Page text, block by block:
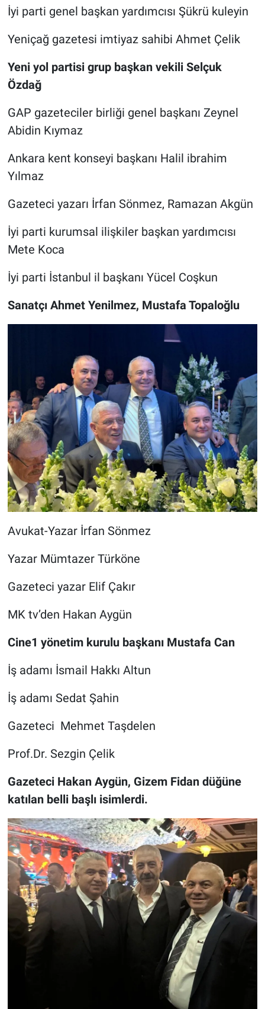
İyi parti genel başkan yardımcısı Şükrü kuleyin
Yeniçağ gazetesi imtiyaz sahibi Ahmet Çelik
Yeni yol partisi grup başkan vekili Selçuk
Özdağ
GAP gazeteciler birliği genel başkanı Zeynel
Abidin Kıymaz
Ankara kent konseyi başkanı Halil ibrahim
Yılmaz
Gazeteci yazarı İrfan Sönmez, Ramazan Akgün
İyi parti kurumsal ilişkiler başkan yardımcısı
Mete Koca
İyi parti İstanbul il başkanı Yücel Coşkun
Sanatçı Ahmet Yenilmez, Mustafa Topaloğlu
Avukat-Yazar İrfan Sönmez
Yazar Mümtazer Türköne
Gazeteci yazar Elif Çakır
MK tv’den Hakan Aygün
Cine1 yönetim kurulu başkanı Mustafa Can
İş adamı İsmail Hakkı Altun
İş adamı Sedat Şahin
Gazeteci Mehmet Taşdelen
Prof.Dr. Sezgin Çelik
Gazeteci Hakan Aygün, Gizem Fidan düğüne
katılan belli başlı isimlerdi.